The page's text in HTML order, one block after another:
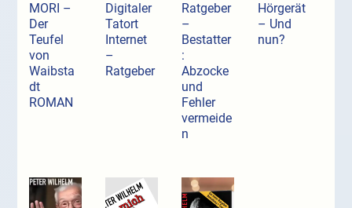
MORI –
Der
Teufel
von
Waibsta
dt
ROMAN
Digitaler
Tatort
Internet
–
Ratgeber
Ratgeber
–
Bestatter
:
Abzocke
und
Fehler
vermeide
n
Hörgerät
– Und
nun?